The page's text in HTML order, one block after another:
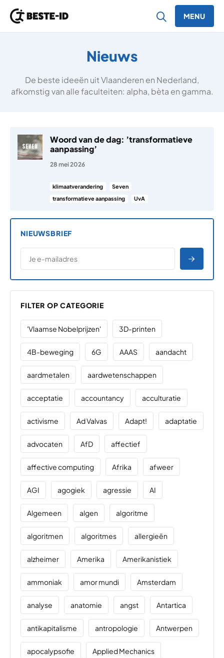
MENU
Nieuws
De beste ideeën uit Vlaanderen en Nederland,
afkomstig van alle faculteiten: alpha, bèta en gamma.
Woord van de dag: ’transformatieve
aanpassing’
28 mei 2026
klimaatverandering
Seven
transformatieve aanpassing
UvA
NIEUWSBRIEF
E-MAILADRES
*
FILTER OP CATEGORIE
'Vlaamse Nobelprijzen' 3D-printen
4B-beweging 6G AAAS aandacht
aardmetalen aardwetenschappen
acceptatie accountancy acculturatie
activisme Ad Valvas Adapt! adaptatie
advocaten AfD affectief
affective computing Afrika afweer
AGI agogiek agressie AI
Algemeen algen algoritme
algoritmen algoritmes allergieën
alzheimer Amerika Amerikanistiek
ammoniak amor mundi Amsterdam
analyse anatomie angst Antartica
antikapitalisme antropologie Antwerpen
apocalypsofie Applied Mechanics